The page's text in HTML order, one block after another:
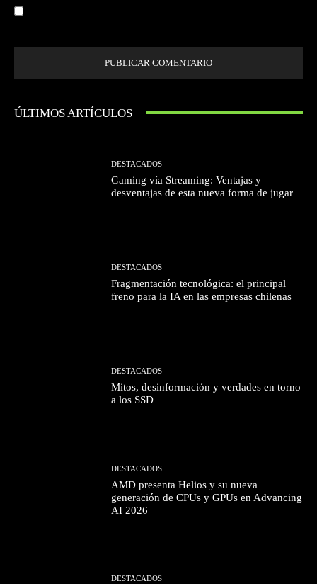
ÚLTIMOS ARTÍCULOS
DESTACADOS
Gaming vía Streaming: Ventajas y
desventajas de esta nueva forma de jugar
DESTACADOS
Fragmentación tecnológica: el principal
freno para la IA en las empresas chilenas
DESTACADOS
Mitos, desinformación y verdades en torno
a los SSD
DESTACADOS
AMD presenta Helios y su nueva
generación de CPUs y GPUs en Advancing
AI 2026
DESTACADOS